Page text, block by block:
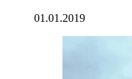
01.01.2019